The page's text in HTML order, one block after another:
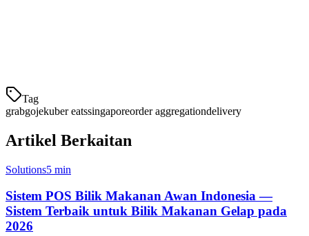
Tag
grabgojekuber eatssingaporeorder aggregationdelivery
Artikel Berkaitan
Solutions5 min
Sistem POS Bilik Makanan Awan Indonesia —
Sistem Terbaik untuk Bilik Makanan Gelap pada
2026